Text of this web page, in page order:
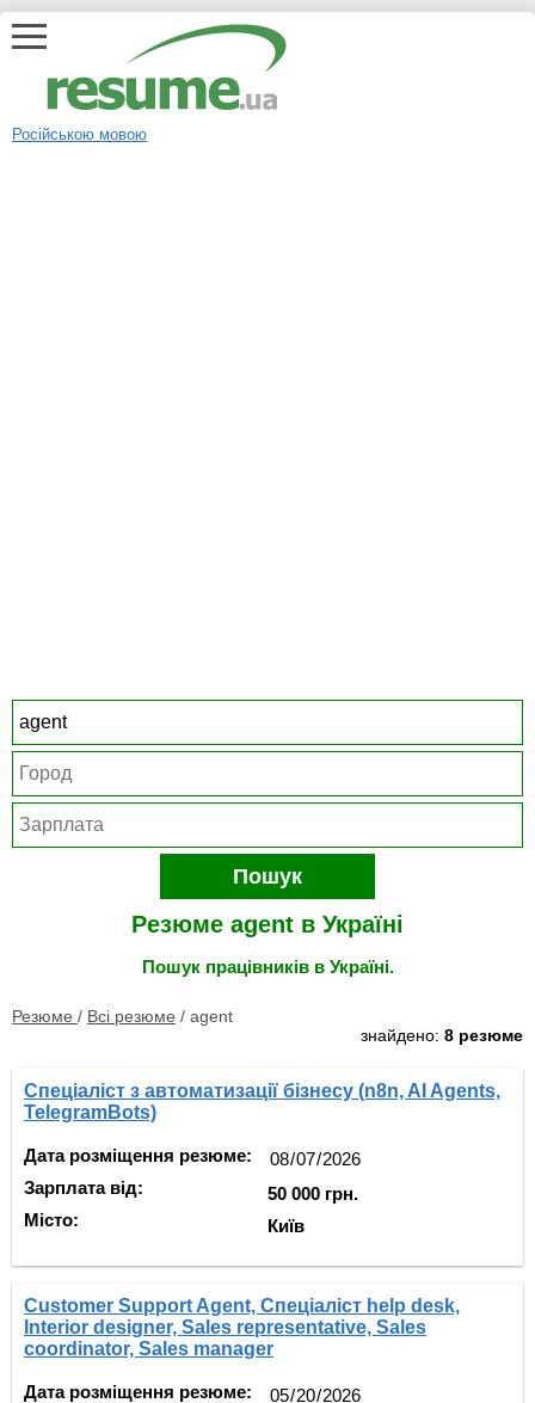
Російською мовою
Пошук
Резюме agent в Україні
Пошук працівників в Україні.
Резюме / Всі резюме / agent
знайдено: 8 резюме
Спеціаліст з автоматизації бізнесу (n8n, AI Agents,
TelegramBots)
Дата розміщення резюме:
Зарплата від:
Місто:
50 000 грн.
Київ
Customer Support Agent, Спеціаліст help desk,
Interior designer, Sales representative, Sales
coordinator, Sales manager
Дата розміщення резюме: